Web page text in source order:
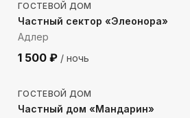
ГОСТЕВОЙ ДОМ
Частный сектор «Элеонора»
Адлер
1 500 ₽ / ночь
304 м до моря
ГОСТЕВОЙ ДОМ
Частный дом «Мандарин»